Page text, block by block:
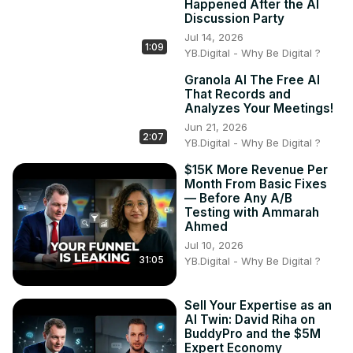
1:09
Happened After the AI
Discussion Party
Jul 14, 2026
YB.Digital - Why Be Digital ?
2:07
Granola AI The Free AI
That Records and
Analyzes Your Meetings!
Jun 21, 2026
YB.Digital - Why Be Digital ?
31:05
$15K More Revenue Per
Month From Basic Fixes
— Before Any A/B
Testing with Ammarah
Ahmed
Jul 10, 2026
YB.Digital - Why Be Digital ?
Sell Your Expertise as an
AI Twin: David Riha on
BuddyPro and the $5M
Expert Economy